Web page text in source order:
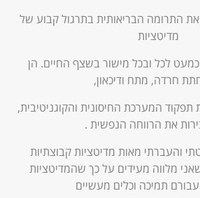
התרומה הבריאותית בתרגול קבוע של
מדיטציות
לכל ובכל מישור בשצף החיים. הן
חרדה, מתח ודיכאון,
המערכת החיסונית והקוגניטיבית,
את הרווחה הנפשית .
והעברתי מאות מדיטציות קבוצתיות
מלווה מעידים על כך שהמדיטציות
תמיכה וכלים מעשיים